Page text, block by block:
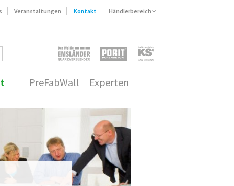
Veranstaltungen Kontakt Händlerbereich
PreFabWall Experten